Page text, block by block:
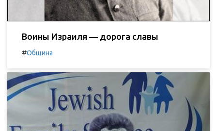
Воины Израиля — дорога славы
#Община